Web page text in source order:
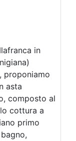
in
proponiamo
asta
composto al
cottura a
primo